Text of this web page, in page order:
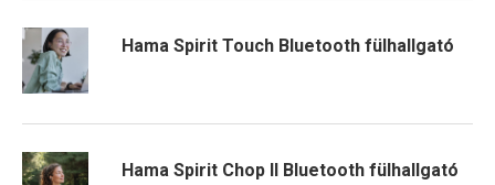
Hama Spirit Touch Bluetooth fülhallgató
Hama Spirit Chop II Bluetooth fülhallgató